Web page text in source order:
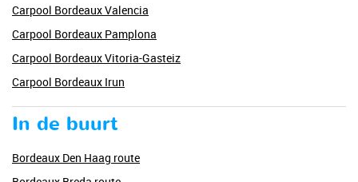
Carpool Bordeaux Valencia
Carpool Bordeaux Pamplona
Carpool Bordeaux Vitoria-Gasteiz
Carpool Bordeaux Irun
In de buurt
Bordeaux Den Haag route